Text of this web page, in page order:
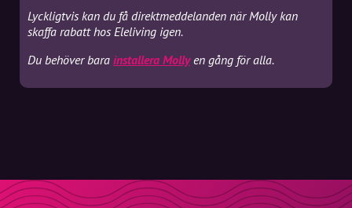
Lyckligtvis kan du få direktmeddelanden när Molly kan
skaffa rabatt hos Eleliving igen.
Du behöver bara installera Mollyen gång för alla.